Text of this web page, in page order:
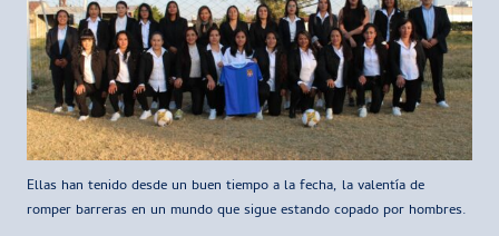
Ellas han tenido desde un buen tiempo a la fecha, la valentía de
romper barreras en un mundo que sigue estando copado por hombres.